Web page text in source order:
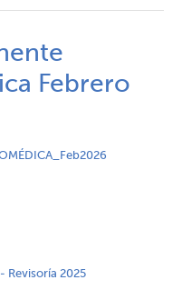
Febrero
Revisoría 2025